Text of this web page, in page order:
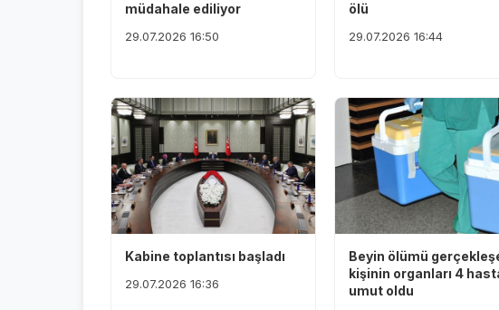
müdahale ediliyor
29.07.2026 16:50
ölü
29.07.2026 16:44
Kabine toplantısı başladı
29.07.2026 16:36
Beyin ölümü
kişinin organları 4
umut oldu